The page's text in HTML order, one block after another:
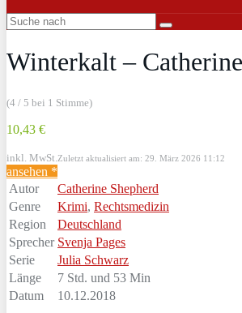
Winterkalt –
(4 / 5 bei 1 Stimme)
10,43 €
inkl. MwSt. Zuletzt aktualisiert am: 29. März 2026 11:12
ansehen *
Autor
Catherine Shepherd
Genre
Krimi, Rechtsmedizin
Region
Deutschland
Sprecher Svenja Pages
Serie
Julia Schwarz
Länge
7 Std. und 53 Min
Datum
10.12.2018